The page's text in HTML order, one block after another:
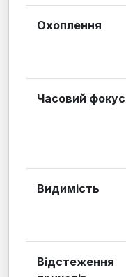
Охоплення
Часовий фокус
Видимість
Відстеження